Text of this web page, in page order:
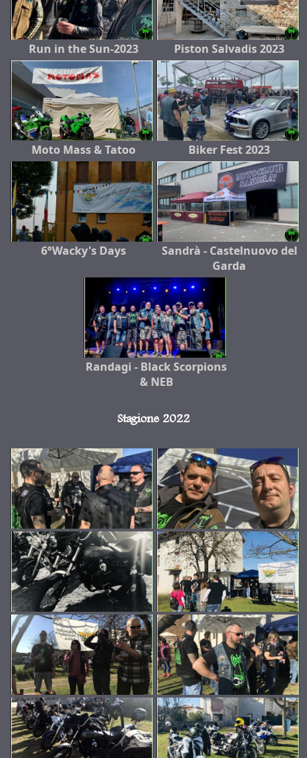
Run in the Sun-2023 Piston Salvadis 2023
Moto Mass & Tatoo Biker Fest 2023
6°Wacky's Days
Sandrà - Castelnuovo del
Garda
Randagi - Black Scorpions
& NEB
Stagione 2022